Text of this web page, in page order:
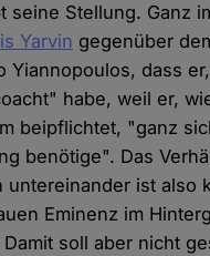
seine Stellung. Ganz
Yarvin gegenüber
Yiannopoulos, dass
habe, weil er,
beipflichtet, "ganz
benötige". Das
untereinander ist also
Eminenz im
soll aber nicht